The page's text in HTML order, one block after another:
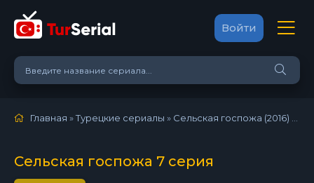
Войти
Главная »Турецкие сериалы » Сельская госпожа (2016)
Сельская госпожа 7 серия